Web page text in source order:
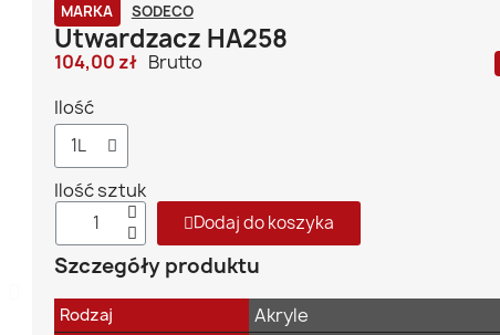
MARKA SODECO
Utwardzacz HA258
104,00 zł Brutto
Ilość
Ilość sztuk
Dodaj do koszyka
Szczegóły produktu
Rodzaj Akryle